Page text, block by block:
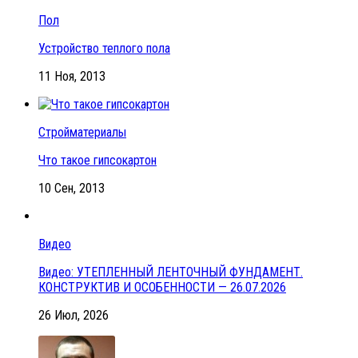
Пол
Устройство теплого пола
11 Ноя, 2013
Стройматериалы
Что такое гипсокартон
10 Сен, 2013
Видео
Видео: УТЕПЛЕННЫЙ ЛЕНТОЧНЫЙ ФУНДАМЕНТ.
КОНСТРУКТИВ И ОСОБЕННОСТИ — 26.07.2026
26 Июл, 2026